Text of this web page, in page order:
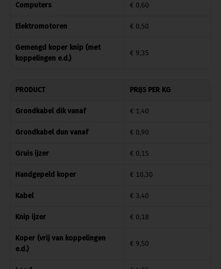
Computers € 0,60
Elektromotoren € 0,50
Gemengd koper knip (met
koppelingen e.d.)
€ 9,35
PRODUCT PRIJS PER KG
Grondkabel dik vanaf € 1,40
Grondkabel dun vanaf € 0,90
Gruis ijzer € 0,15
Handgepeld koper € 10,30
Kabel € 3,40
Knip ijzer € 0,18
Koper (vrij van koppelingen
e.d.)
€ 9,50